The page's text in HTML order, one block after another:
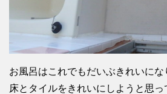
お風呂はこれでもだいぶきれいに
床とタイルをきれいにしようと思っ